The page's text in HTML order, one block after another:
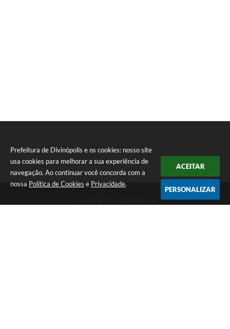
Prefeitura de Divinópolis e os cookies: nosso site
usa cookies para melhorar a sua experiência de
navegação. Ao continuar você concorda com a
nossa Política de Cookies e Privacidade.
ACEITAR
PERSONALIZAR